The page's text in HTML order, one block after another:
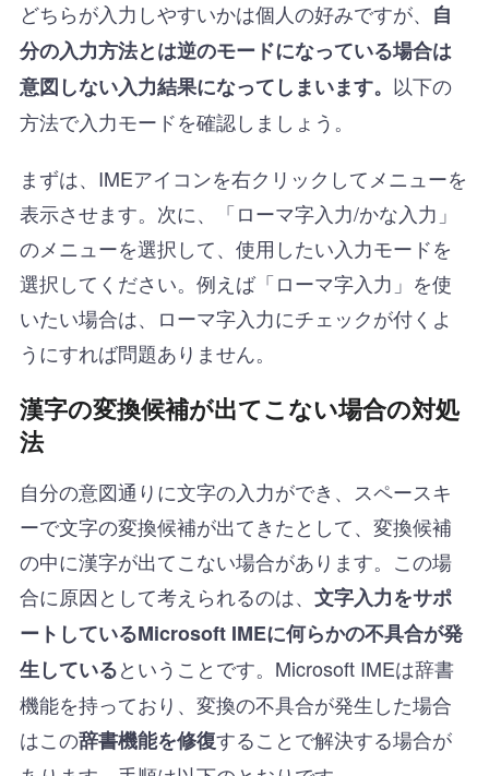
どちらが入力しやすいかは個人の好みですが、 自
分の入力方法とは逆のモードになっている場合は
意図しない入力結果になってしまいます。 以下の
方法で入力モードを確認しましょう。
まずは、IMEアイコンを右クリックしてメニューを
表示させます。次に、「ローマ字入力/かな入力」
のメニューを選択して、使用したい入力モードを
選択してください。例えば「ローマ字入力」を使
いたい場合は、ローマ字入力にチェックが付くよ
うにすれば問題ありません。
漢字の変換候補が出てこない場合の対処
法
自分の意図通りに文字の入力ができ、スペースキ
ーで文字の変換候補が出てきたとして、変換候補
の中に漢字が出てこない場合があります。この場
合に原因として考えられるのは、 文字入力をサポ
ートしているMicrosoft IMEに何らかの不具合が発
生しているということです。Microsoft IMEは辞書
機能を持っており、変換の不具合が発生した場合
はこの辞書機能を修復することで解決する場合が